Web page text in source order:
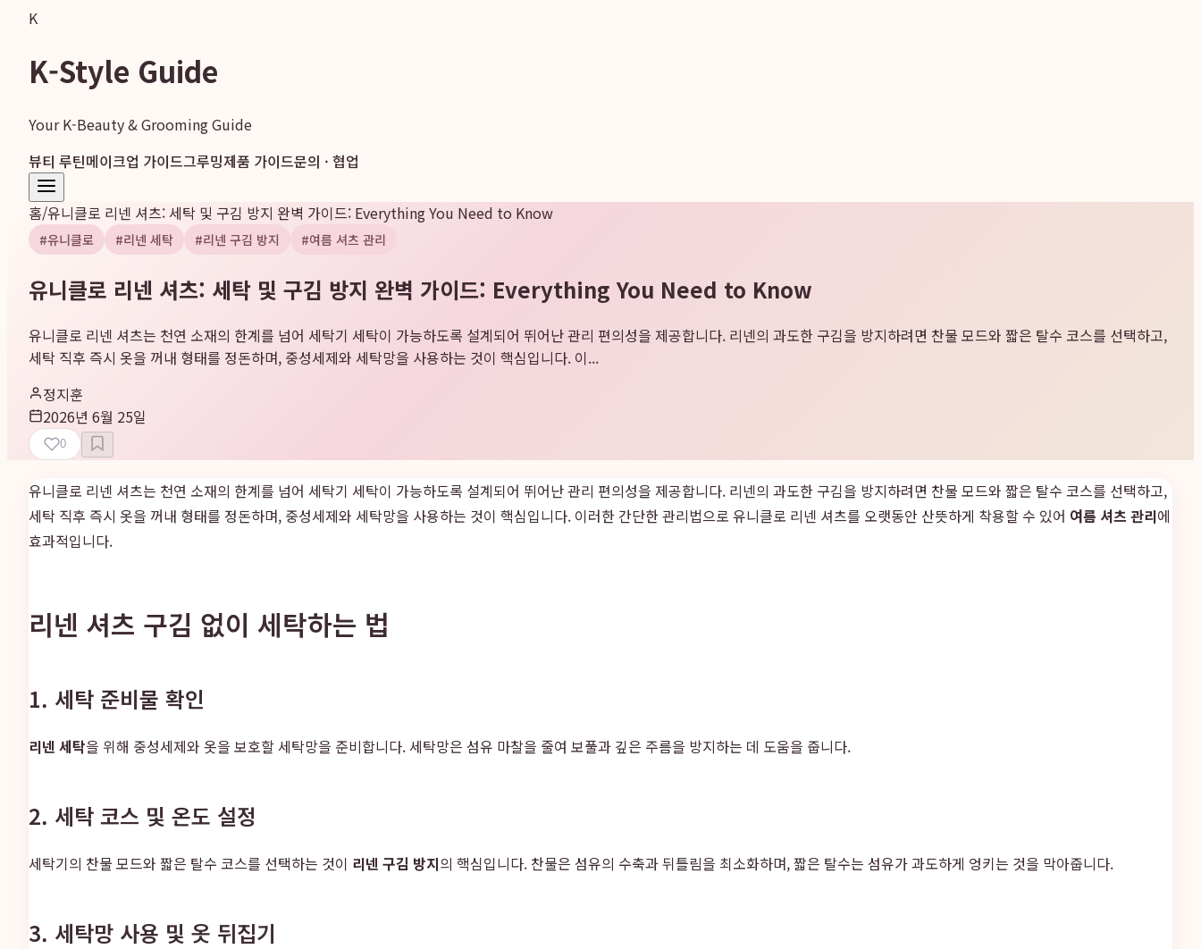
K
K-Style Guide
Your K-Beauty & Grooming Guide
뷰티 루틴메이크업 가이드그루밍제품 가이드문의 · 협업
홈/유니클로 리넨 셔츠: 세탁 및 구김 방지 완벽 가이드: Everything You Need to Know
#유니클로 #리넨 세탁 #리넨 구김 방지 #여름 셔츠 관리
유니클로 리넨 셔츠: 세탁 및 구김 방지 완벽 가이드: Everything You Need to Know
유니클로 리넨 셔츠는 천연 소재의 한계를 넘어 세탁기 세탁이 가능하도록 설계되어 뛰어난 관리 편의성을 제공합니다. 리넨의 과도한 구김을 방지하려면 찬물 모드와 짧은 탈수 코스를 선택하고,
세탁 직후 즉시 옷을 꺼내 형태를 정돈하며, 중성세제와 세탁망을 사용하는 것이 핵심입니다. 이...
정지훈
2026년 6월 25일
0
유니클로 리넨 셔츠는 천연 소재의 한계를 넘어 세탁기 세탁이 가능하도록 설계되어 뛰어난 관리 편의성을 제공합니다. 리넨의 과도한 구김을 방지하려면 찬물 모드와 짧은 탈수 코스를 선택하고,
세탁 직후 즉시 옷을 꺼내 형태를 정돈하며, 중성세제와 세탁망을 사용하는 것이 핵심입니다. 이러한 간단한 관리법으로 유니클로 리넨 셔츠를 오랫동안 산뜻하게 착용할 수 있어 여름 셔츠 관리에
효과적입니다.
리넨 셔츠 구김 없이 세탁하는 법
1. 세탁 준비물 확인
리넨 세탁을 위해 중성세제와 옷을 보호할 세탁망을 준비합니다. 세탁망은 섬유 마찰을 줄여 보풀과 깊은 주름을 방지하는 데 도움을 줍니다.
2. 세탁 코스 및 온도 설정
세탁기의 찬물 모드와 짧은 탈수 코스를 선택하는 것이 리넨 구김 방지의 핵심입니다. 찬물은 섬유의 수축과 뒤틀림을 최소화하며, 짧은 탈수는 섬유가 과도하게 엉키는 것을 막아줍니다.
3. 세탁망 사용 및 옷 뒤집기